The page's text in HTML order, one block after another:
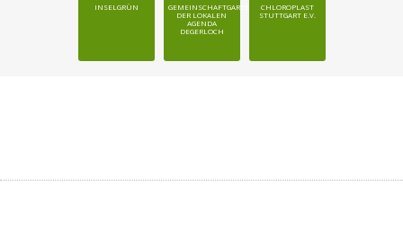
INSELGRÜN
GEMEINSCHAFTGARTEN
DER LOKALEN
AGENDA
DEGERLOCH
CHLOROPLAST
STUTTGART E.V.